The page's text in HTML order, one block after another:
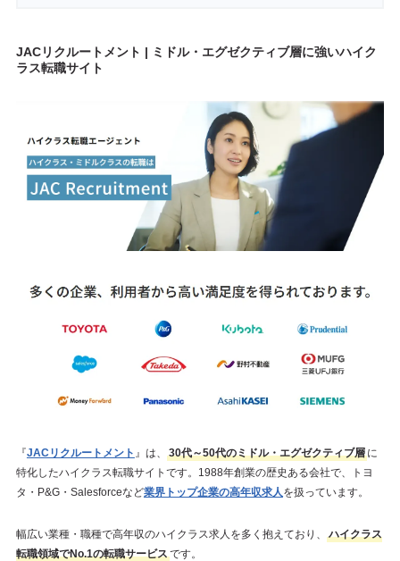
JACリクルートメント | ミドル・エグゼクティブ層に強いハイク
ラス転職サイト
『JACリクルートメント 』は、 30代～50代のミドル・エグゼクティブ層に
特化したハイクラス転職サイトです。1988年創業の歴史ある会社で、トヨ
タ・P&G・Salesforceなど業界トップ企業の高年収求人を扱っています。
幅広い業種・職種で高年収のハイクラス求人を多く抱えており、
ハイクラス
転職領域でNo.1の転職サービス です。